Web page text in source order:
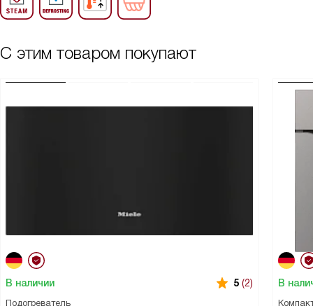
С этим товаром покупают
В наличии 5 (2)
Подогреватель
В